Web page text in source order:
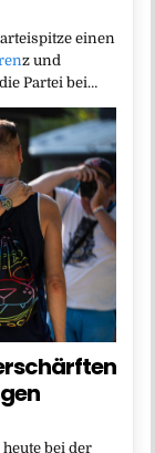
einen
z und
Partei bei…
bei der